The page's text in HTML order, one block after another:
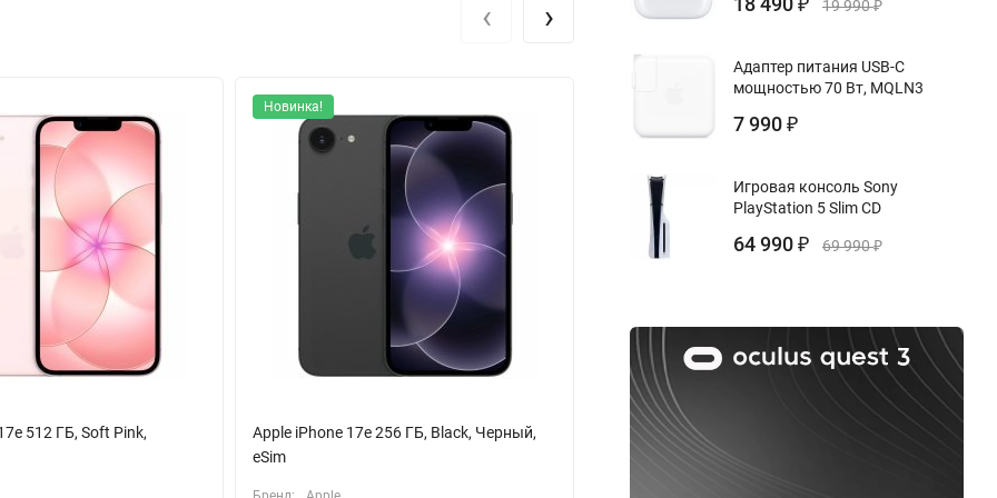
и пыли, позволяя погружаться на глубину до 6 метров на 30 минут.
которые обеспечивают быструю разблокировку и возможность
вы всегда будете на связи и сможете обмениваться данными с высокой
это стильный аксессуар, который подчеркнет вашу
и отдыха.
512 ГБ, Soft Pink,
Новинка!
Apple iPhone 17e 256 ГБ, Black, Черный,
eSim
Apple iPhone 17e 512 ГБ, Soft Pink,
‹ › ₽ 19 990₽
Адаптер питания USB-C
мощностью 70 Вт, MQLN3
7 990 ₽
Игровая консоль Sony
PlayStation 5 Slim CD
64 990 ₽ 69 990₽